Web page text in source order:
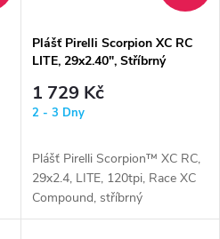
Plášť Pirelli Scorpion XC RC
LITE, 29x2.40", Stříbrný
1 729 Kč
2 - 3 Dny
Plášť Pirelli Scorpion™ XC RC,
29x2.4, LITE, 120tpi, Race XC
Compound, stříbrný